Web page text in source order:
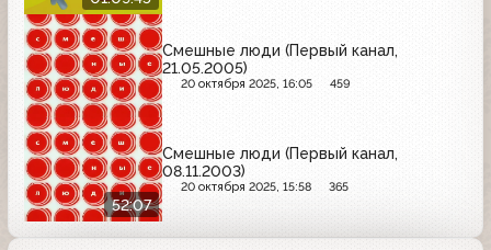
Смешные люди (Первый канал,
21.05.2005)
20 октября 2025, 16:05 459
52:07
Смешные люди (Первый канал,
08.11.2003)
20 октября 2025, 15:58 365